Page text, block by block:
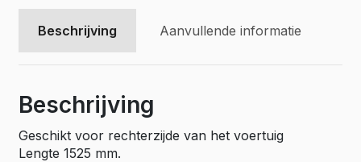
aantal
Beschrijving Aanvullende informatie
Beschrijving
Geschikt voor rechterzijde van het voertuig
Lengte 1525 mm.